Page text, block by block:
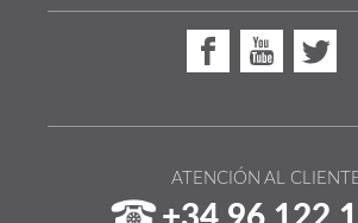
ATENCIÓN AL CLIENTE